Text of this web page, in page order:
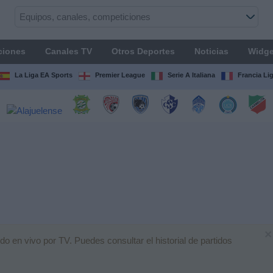
Canales TV Otros Deportes Noticias
La Liga EA Sports Premier League Serie A Italiana Francia
en vivo por TV. Puedes consultar el historial de partidos